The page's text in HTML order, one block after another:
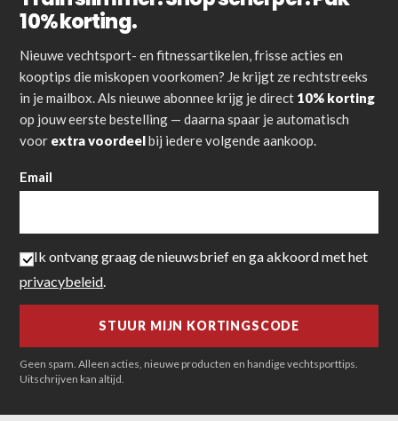
10% korting.
Nieuwe vechtsport- en fitnessartikelen, frisse acties en
kooptips die miskopen voorkomen? Je krijgt ze rechtstreeks
in je mailbox. Als nieuwe abonnee krijg je direct 10% korting
op jouw eerste bestelling — daarna spaar je automatisch
voor extra voordeelbij iedere volgende aankoop.
Email
Ik ontvang graag de nieuwsbrief en ga akkoord met het
privacybeleid
Geen spam. Alleen acties, nieuwe producten en handige vechtsporttips.
Uitschrijven kan altijd.